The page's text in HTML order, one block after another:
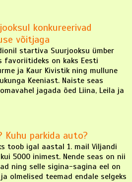
konkureerivad
võitjaga
startiva Suurjooksu ümber
favoriitideks on kaks Eesti
ja Kaur Kivistik ning mullune
Keeniast. Naiste seas
jagada õed Liina, Leila ja
Kuhu parkida auto?
toob igal aastal 1. mail Viljandi
5000 inimest. Nende seas on nii
ning selle sigina-sagina eel on
olmelised teemad endale selgeks